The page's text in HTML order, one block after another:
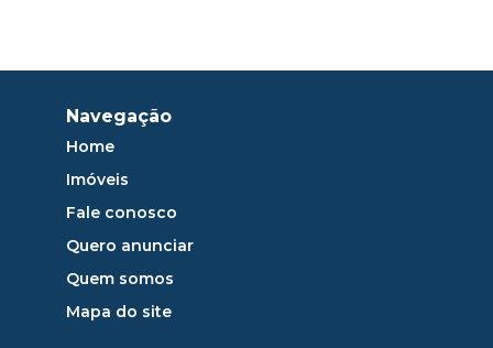
Navegação
Home
Imóveis
Fale conosco
Quero anunciar
Quem somos
Mapa do site